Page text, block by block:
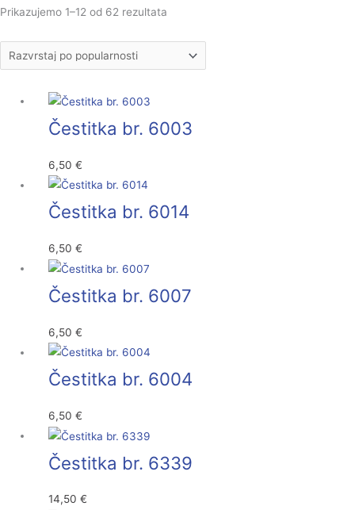
Prikazujemo 1–12 od 62 rezultata
Čestitka br. 6003
6,50€
Čestitka br. 6014
6,50€
Čestitka br. 6007
6,50€
Čestitka br. 6004
6,50€
Čestitka br. 6339
14,50€